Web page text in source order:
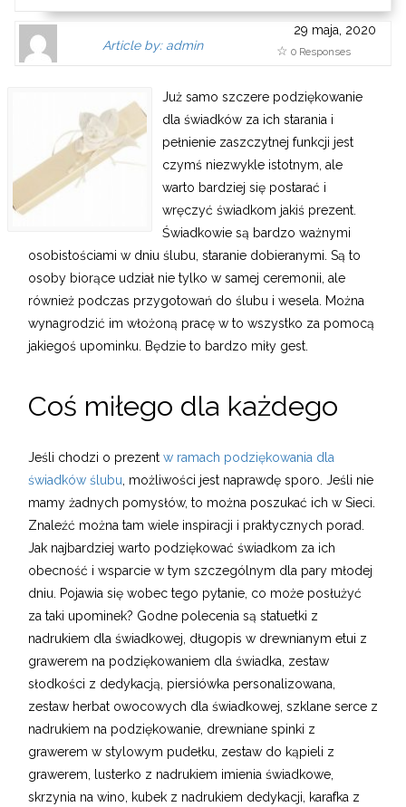
Author
Gravatar
Clickable
link
Author
Article by: admin
link
author
website
or
other
works.
admin
29 maja, 2020
0 Responses
Już samo szczere podziękowanie
dla świadków za ich starania i
pełnienie zaszczytnej funkcji jest
czymś niezwykle istotnym, ale
warto bardziej się postarać i
wręczyć świadkom jakiś prezent.
Świadkowie są bardzo ważnymi
osobistościami w dniu ślubu, staranie dobieranymi. Są to
osoby biorące udział nie tylko w samej ceremonii, ale
również podczas przygotowań do ślubu i wesela. Można
wynagrodzić im włożoną pracę w to wszystko za pomocą
jakiegoś upominku. Będzie to bardzo miły gest.
Coś miłego dla każdego
Jeśli chodzi o prezentw ramach podziękowania dla
świadków ślubu, możliwości jest naprawdę sporo. Jeśli nie
mamy żadnych pomysłów, to można poszukać ich w Sieci.
Znaleźć można tam wiele inspiracji i praktycznych porad.
Jak najbardziej warto podziękować świadkom za ich
obecność i wsparcie w tym szczególnym dla pary młodej
dniu. Pojawia się wobec tego pytanie, co może posłużyć
za taki upominek? Godne polecenia są statuetki z
nadrukiem dla świadkowej, długopis w drewnianym etui z
grawerem na podziękowaniem dla świadka, zestaw
słodkości z dedykacją, piersiówka personalizowana,
zestaw herbat owocowych dla świadkowej, szklane serce z
nadrukiem na podziękowanie, drewniane spinki z
grawerem w stylowym pudełku, zestaw do kąpieli z
grawerem, lusterko z nadrukiem imienia świadkowe,
skrzynia na wino, kubek z nadrukiem dedykacji, karafka z